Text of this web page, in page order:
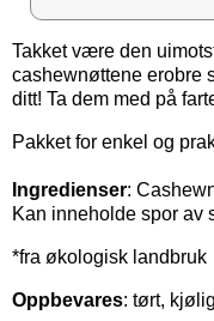
Takket være den
cashewnøttene erobre
ditt! Ta dem med på
Pakket for enkel og
Ingredienser:
Kan inneholde spor av
*fra økologisk landbruk
Oppbevares: tørt,